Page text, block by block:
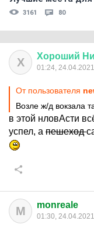
3161 80
Х Хороший
01:24, 24.04.2021
От пользователя
Возле ж/д вокзала
в этой нловАсти
успел, а пешеход
M monreale
01:30, 24.04.2021